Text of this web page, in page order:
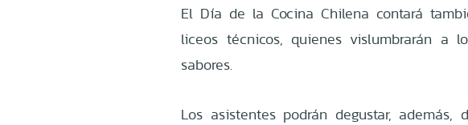
El Día de la Cocina Chilena contará
liceos técnicos, quienes vislumbrarán a
sabores.
Los asistentes podrán degustar, además,